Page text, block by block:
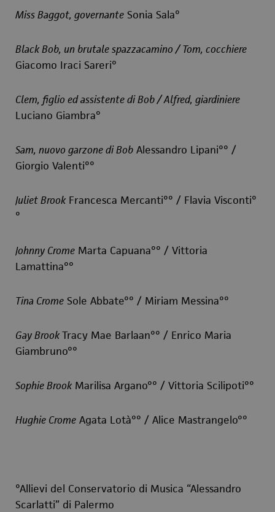
Miss Baggot, governante Sonia Sala°
Black Bob, un brutale spazzacamino / Tom, cocchiere
Giacomo Iraci Sareri°
Clem, figlio ed assistente di Bob / Alfred, giardiniere
Luciano Giambra°
Sam, nuovo garzone di Bob Alessandro Lipani°° /
Giorgio Valenti°°
Juliet Brook Francesca Mercanti°° / Flavia Visconti°
°
Johnny Crome Marta Capuana°° / Vittoria
Lamattina°°
Tina Crome Sole Abbate°° / Miriam Messina°°
Gay BrookTracy Mae Barlaan°° / Enrico Maria
Giambruno°°
Sophie Brook Marilisa Argano°° / Vittoria Scilipoti°°
Hughie Crome Agata Lotà°° / Alice Mastrangelo°°
°Allievi del Conservatorio di Musica “Alessandro
Scarlatti” di Palermo